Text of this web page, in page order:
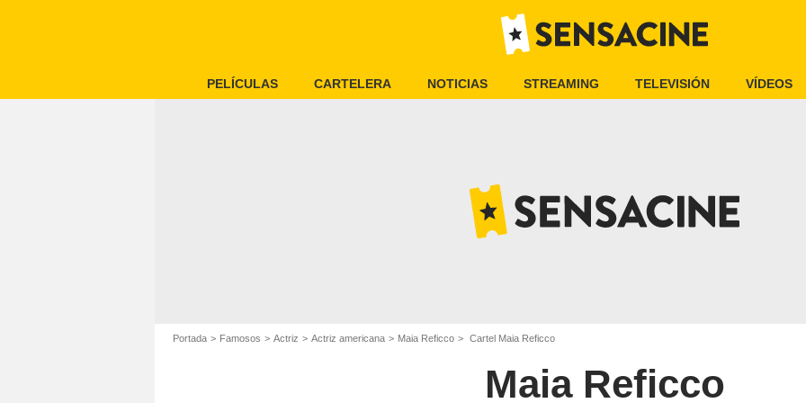
PELÍCULAS CARTELERA NOTICIAS STREAMING TELEVISIÓN VÍDEOS
Portada Famosos Actriz Actriz americana Maia Reficco Cartel Maia Reficco
Maia Reficco